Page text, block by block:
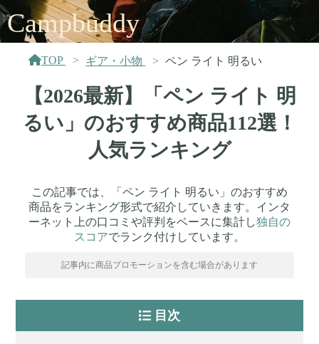
Campbuddy
TOP ギア・小物 ペン ライト 明るい
【2026最新】「ペン ライト 明
るい」のおすすめ商品112選！
人気ランキング
この記事では、「ペン ライト 明るい」のおすすめ
商品をランキング形式で紹介していきます。インタ
ーネット上の口コミや評判をベースに集計し独自の
スコアでランク付けしています。
記事内に商品プロモーションを含む場合があります
目次